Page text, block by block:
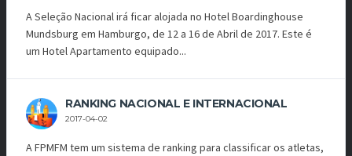
A Seleção Nacional irá ficar alojada no Hotel Boardinghouse
Mundsburg em Hamburgo, de 12 a 16 de Abril de 2017. Este é
um Hotel Apartamento equipado...
RANKING NACIONAL E INTERNACIONAL
2017-04-02
A FPMFM tem um sistema de ranking para classificar os atletas,